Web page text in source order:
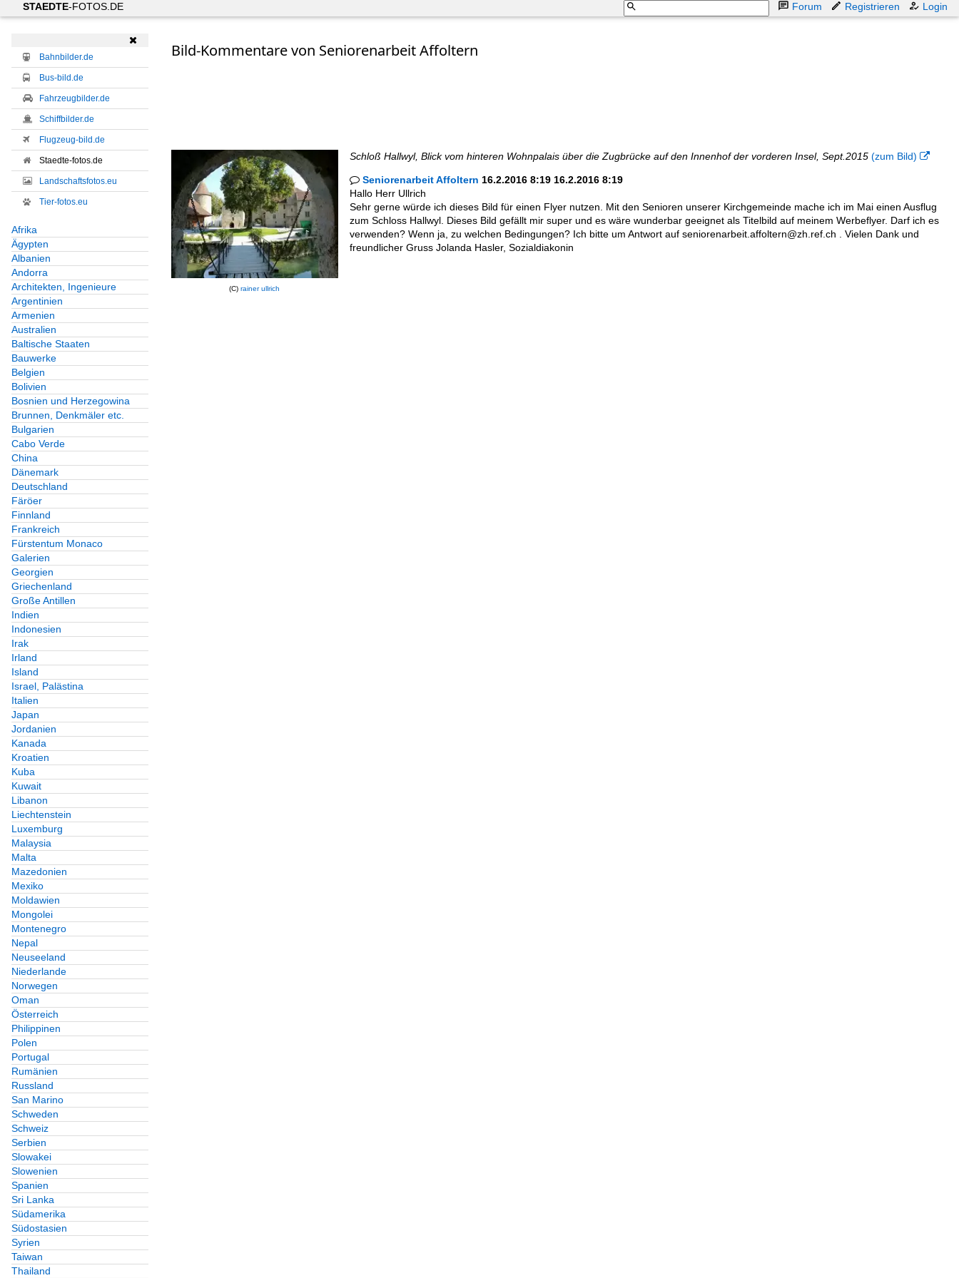
STAEDTE-FOTOS.DE Forum Registrieren Login

Bahnbilder.de
Bus-bild.de
Fahrzeugbilder.de
Schiffbilder.de
Flugzeug-bild.de
Staedte-fotos.de
Landschaftsfotos.eu
Tier-fotos.eu
Afrika
Ägypten
Albanien
Andorra
Architekten, Ingenieure
Argentinien
Armenien
Australien
Baltische Staaten
Bauwerke
Belgien
Bolivien
Bosnien und Herzegowina
Brunnen, Denkmäler etc.
Bulgarien
Cabo Verde
China
Dänemark
Deutschland
Färöer
Finnland
Frankreich
Fürstentum Monaco
Galerien
Georgien
Griechenland
Große Antillen
Indien
Indonesien
Irak
Irland
Island
Israel, Palästina
Italien
Japan
Jordanien
Kanada
Kroatien
Kuba
Kuwait
Libanon
Liechtenstein
Luxemburg
Malaysia
Malta
Mazedonien
Mexiko
Moldawien
Mongolei
Montenegro
Nepal
Neuseeland
Niederlande
Norwegen
Oman
Österreich
Philippinen
Polen
Portugal
Rumänien
Russland
San Marino
Schweden
Schweiz
Serbien
Slowakei
Slowenien
Spanien
Sri Lanka
Südamerika
Südostasien
Syrien
Taiwan
Thailand
Bild-Kommentare von Seniorenarbeit Affoltern
(C)rainer ullrich
Schloß Hallwyl, Blick vom hinteren Wohnpalais über die Zugbrücke auf den Innenhof der vorderen Insel, Sept.2015 (zum Bild) 
 Seniorenarbeit Affoltern 16.2.2016 8:19 16.2.2016 8:19
Hallo Herr Ullrich
Sehr gerne würde ich dieses Bild für einen Flyer nutzen. Mit den Senioren unserer Kirchgemeinde mache ich im Mai einen Ausflug
zum Schloss Hallwyl. Dieses Bild gefällt mir super und es wäre wunderbar geeignet als Titelbild auf meinem Werbeflyer. Darf ich es
verwenden? Wenn ja, zu welchen Bedingungen? Ich bitte um Antwort auf seniorenarbeit.affoltern@zh.ref.ch . Vielen Dank und
freundlicher Gruss Jolanda Hasler, Sozialdiakonin